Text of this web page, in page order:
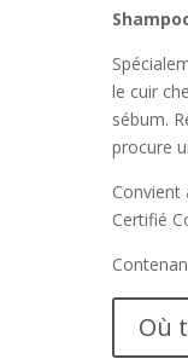
le cuir
sébum.
procure
Convient
Certifié
Où